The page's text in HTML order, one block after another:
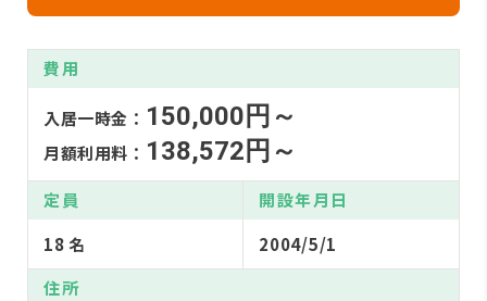
費用
入居一時金： 150,000円～
月額利用料： 138,572円～
定員
18 名
開設年月日
2004/5/1
住所